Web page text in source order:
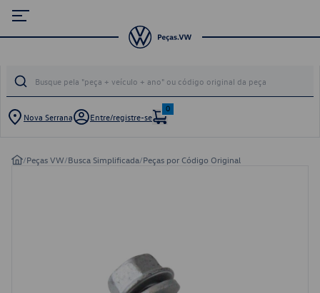
Nova Serrana Entre/registre-se
0
/Peças VW/Busca Simplificada/Peças por Código Original